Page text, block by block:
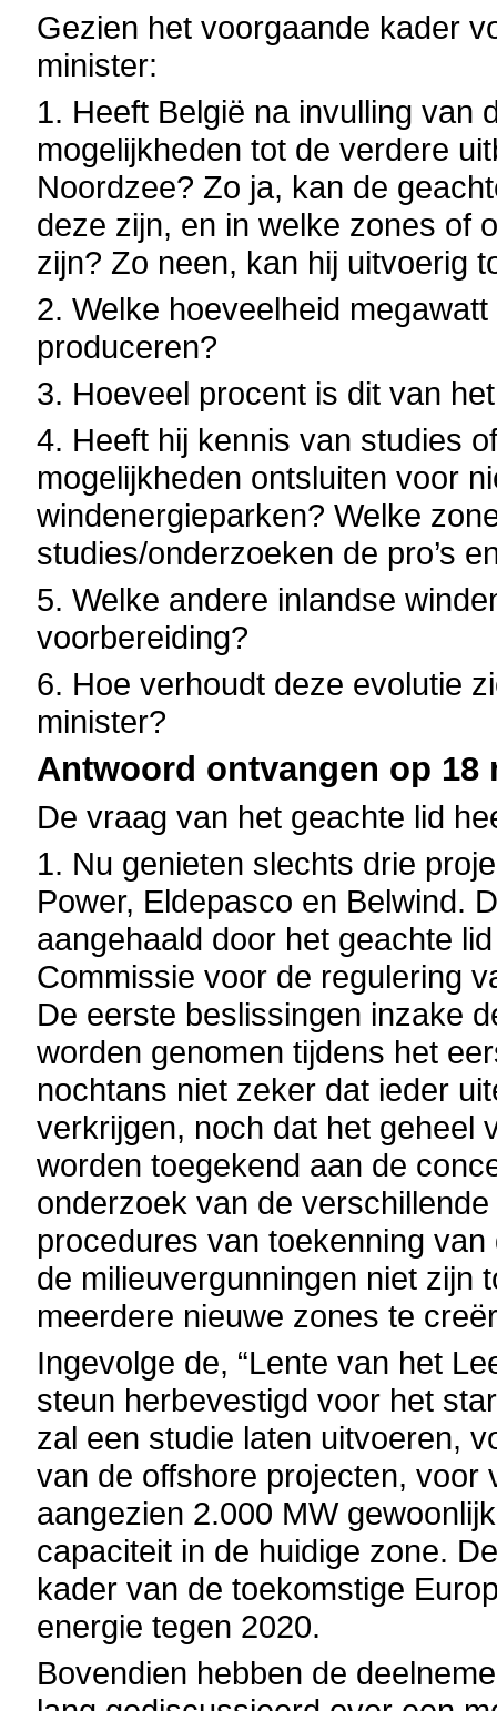
Gezien het voorgaande kader
minister:
1. Heeft België na invulling van
mogelijkheden tot de verdere
Noordzee? Zo ja, kan de
deze zijn, en in welke zones of
zijn? Zo neen, kan hij uitvoerig
2. Welke hoeveelheid
produceren?
3. Hoeveel procent is dit van
4. Heeft hij kennis van studies
mogelijkheden ontsluiten voor
windenergieparken? Welke
studies/onderzoeken de pro’s
5. Welke andere inlandse
voorbereiding?
6. Hoe verhoudt deze evolutie
minister?
Antwoord ontvangen op 18
De vraag van het geachte lid
1. Nu genieten slechts drie
Power, Eldepasco en Belwind.
aangehaald door het geachte
Commissie voor de regulering
De eerste beslissingen inzake
worden genomen tijdens het
nochtans niet zeker dat ieder
verkrijgen, noch dat het geheel
worden toegekend aan de
onderzoek van de
procedures van toekenning
de milieuvergunningen niet zijn
meerdere nieuwe zones te
Ingevolge de, “Lente van het
steun herbevestigd voor het
zal een studie laten uitvoeren,
van de offshore projecten, voor
aangezien 2.000 MW
capaciteit in de huidige zone.
kader van de toekomstige
energie tegen 2020.
Bovendien hebben de